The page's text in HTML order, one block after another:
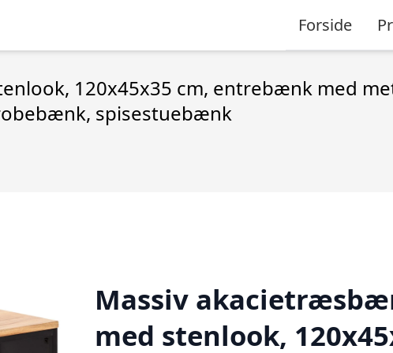
Forside
120x45x35 cm, entrebænk med
spisestuebænk
Massiv
med stenlook,